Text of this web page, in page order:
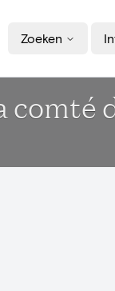
Zoeken